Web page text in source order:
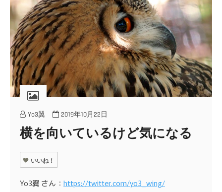
Yo3翼 2019年10月22日
横を向いているけど気になる
いいね！
Yo3翼 さん： https://twitter.com/yo3_wing/